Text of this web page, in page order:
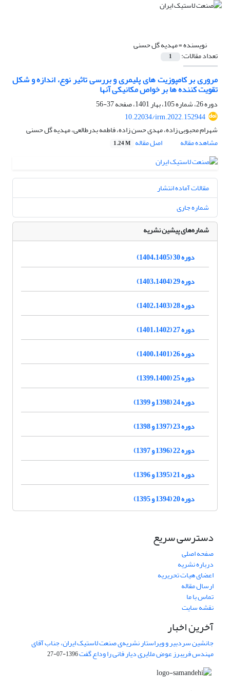
نویسنده =مهدیه گل حسنی
تعداد مقالات: 1
مروری بر کامپوزیت های پلیمری و بررسی تاثیر نوع، اندازه و شکل
تقویت کننده ها بر خواص مکانیکی آنها
دوره 26، شماره 105، بهار 1401، صفحه
37-56
10.22034/irm.2022.152944
شهرام محبوبی زاده، مهدی حسن زاده، فاطمه بدرطالعی، مهدیه گل حسنی
مشاهده مقاله
اصل مقاله 1.24 M
مقالات آماده انتشار
شماره جاری
شماره‌های پیشین نشریه
دوره 30 (1404،1405)
دوره 29 (1403،1404)
دوره 28 (1402،1403)
دوره 27 (1401،1402)
دوره 26 (1400،1401)
دوره 25 (1399،1400)
دوره 24 (1398 و 1399)
دوره 23 (1397 و 1398)
دوره 22 (1396 و 1397)
دوره 21 (1395 و 1396)
دوره 20 (1394 و 1395)
دسترسی سریع
صفحه اصلی
درباره نشریه
اعضای هیات تحریریه
ارسال مقاله
تماس با ما
نقشه سایت
آخرین اخبار
جانشین سردبیر و ویراستار نشریه‌ی صنعت لاستیک ایران، جناب آقای
مهندس فریبرز عوض ملایری دیار فانی را وداع گفت1396-07-27